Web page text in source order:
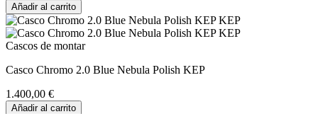
Añadir al carrito
Cascos de montar
Casco Chromo 2.0 Blue Nebula Polish KEP
1.400,00 €
Añadir al carrito